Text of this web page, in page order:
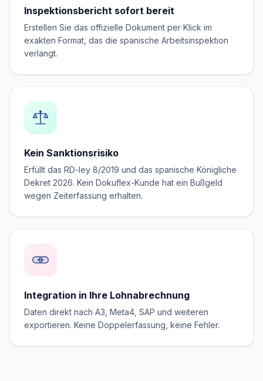
Inspektionsbericht sofort bereit
Erstellen Sie das offizielle Dokument per Klick im
exakten Format, das die spanische Arbeitsinspektion
verlangt.
Kein Sanktionsrisiko
Erfüllt das RD-ley 8/2019 und das spanische Königliche
Dekret 2026. Kein Dokuflex-Kunde hat ein Bußgeld
wegen Zeiterfassung erhalten.
Integration in Ihre Lohnabrechnung
Daten direkt nach A3, Meta4, SAP und weiteren
exportieren. Keine Doppelerfassung, keine Fehler.